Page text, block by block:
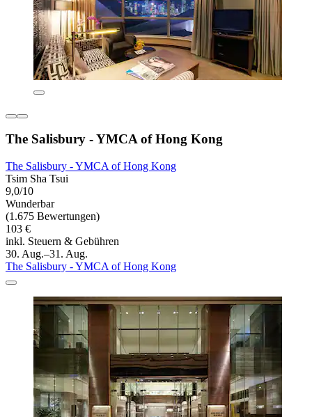
The Salisbury - YMCA of Hong Kong
The Salisbury - YMCA of Hong Kong
Tsim Sha Tsui
9,0/10
Wunderbar
(1.675 Bewertungen)
103 €
inkl. Steuern & Gebühren
30. Aug.–31. Aug.
The Salisbury - YMCA of Hong Kong